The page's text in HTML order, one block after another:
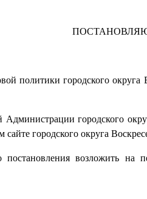
политики городского
городского
городского округа
возложить на